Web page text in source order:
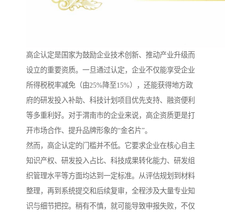
高企认定是国家为鼓励企业技术创新、推动产业升级而
设立的重要资质。一旦通过认定，企业不仅能享受企业
所得税税率减免（由25%降至15%），还能获得地方政
府的研发投入补助、科技计划项目优先支持、融资便利
等多重利好。对于渭南市的企业来说，高企资质更是打
开市场合作、提升品牌形象的“金名片”。
然而，高企认定的门槛并不低。它要求企业在核心自主
知识产权、研发投入占比、科技成果转化能力、研发组
织管理水平等方面均达到一定标准。从评估规划到材料
整理，再到系统提交和后续复审，全程涉及大量专业知
识与细节把控。稍有不慎，就可能导致申报失败，不仅